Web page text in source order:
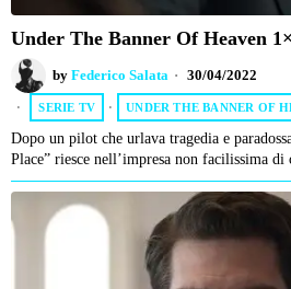
Under The Banner Of Heaven
by Federico Salata 30/04/2022
SERIE TV · UNDER THE BANNER OF
Dopo un pilot che urlava tragedia e
Place” riesce nell’impresa non facilissima